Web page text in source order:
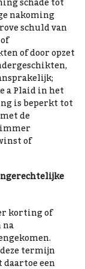
nakoming
schuld van
of door opzet
a Plaid in het
is beperkt tot
de
of
korting of
termijn
een